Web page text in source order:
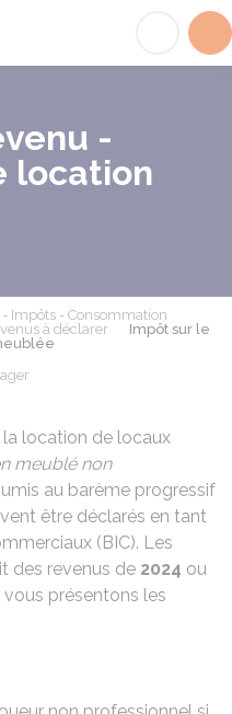
-
location
Impôts - Consommation
à déclarer
Impôt sur le
location de locaux
meublé non
au barème progressif
être déclarés en tant
(BIC). Les
des revenus de 2024 ou
vous présentons les